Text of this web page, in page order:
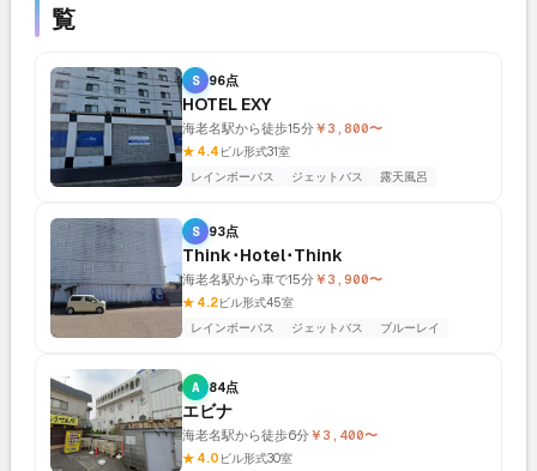
覧
S 96点
HOTEL EXY
海老名駅から徒歩15分￥3,800〜
★ 4.4 ビル形式31室
レインボーバス
ジェットバス 露天風呂
S 93点
Think･Hotel･Think
海老名駅から車で15分￥3,900〜
★ 4.2ビル形式45室
レインボーバス
ジェットバス ブルーレイ
A 84点
エビナ
海老名駅から徒歩6分￥3,400〜
★ 4.0 ビル形式30室